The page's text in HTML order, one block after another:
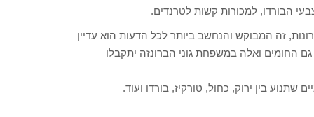
הבורדו, למכורות קשות לטרנדים.
זה המבוקש והנחשב ביותר לכל הדעות הוא עדיין
ואלה במשפחת גוני הברונזה יתקבלו